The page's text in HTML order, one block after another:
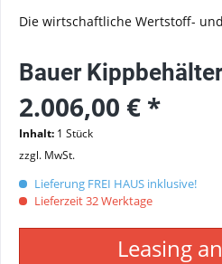
Die wirtschaftliche Wertstoff-
Bauer
2.006,00 € *
Inhalt: 1 Stück
zzgl. MwSt.
Lieferung FREI HAUS inklusive!
Lieferzeit 32 Werktage
Leasing